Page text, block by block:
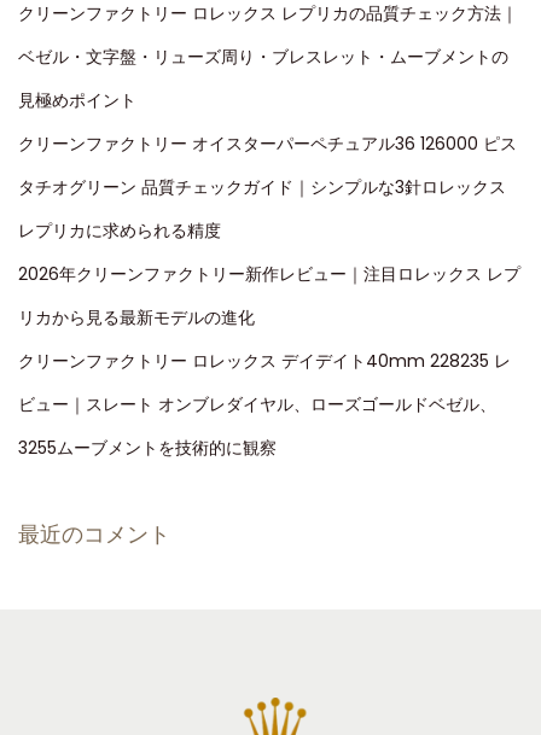
クリーンファクトリー ロレックス レプリカの品質チェック方法｜
ベゼル・文字盤・リューズ周り・ブレスレット・ムーブメントの
見極めポイント
クリーンファクトリー オイスターパーペチュアル36 126000 ピス
タチオグリーン 品質チェックガイド｜シンプルな3針ロレックス
レプリカに求められる精度
2026年クリーンファクトリー新作レビュー｜注目ロレックス レプ
リカから見る最新モデルの進化
クリーンファクトリー ロレックス デイデイト40mm 228235 レ
ビュー｜スレート オンブレダイヤル、ローズゴールドベゼル、
3255ムーブメントを技術的に観察
最近のコメント